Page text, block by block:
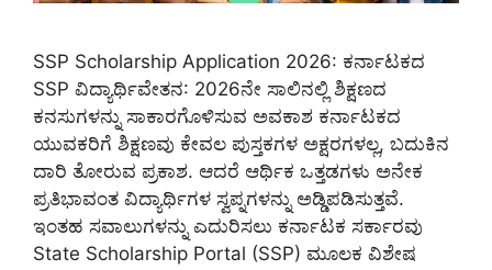
SSP Scholarship Application 2026: ಕರ್ನಾಟಕದ
SSP ವಿದ್ಯಾರ್ಥಿವೇತನ: 2026ನೇ ಸಾಲಿನಲ್ಲಿ ಶಿಕ್ಷಣದ
ಕನಸುಗಳನ್ನು ಸಾಕಾರಗೊಳಿಸುವ ಅವಕಾಶ ಕರ್ನಾಟಕದ
ಯುವಕರಿಗೆ ಶಿಕ್ಷಣವು ಕೇವಲ ಪುಸ್ತಕಗಳ ಅಕ್ಷರಗಳಲ್ಲ, ಬದುಕಿನ
ದಾರಿ ತೋರುವ ಪ್ರಕಾಶ. ಆದರೆ ಆರ್ಥಿಕ ಒತ್ತಡಗಳು ಅನೇಕ
ಪ್ರತಿಭಾವಂತ ವಿದ್ಯಾರ್ಥಿಗಳ ಸ್ವಪ್ನಗಳನ್ನು ಅಡ್ಡಿಪಡಿಸುತ್ತವೆ.
ಇಂತಹ ಸವಾಲುಗಳನ್ನು ಎದುರಿಸಲು ಕರ್ನಾಟಕ ಸರ್ಕಾರವು
State Scholarship Portal (SSP) ಮೂಲಕ ವಿಶೇಷ